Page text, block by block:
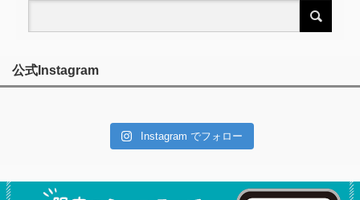
公式Instagram
Instagram でフォロー